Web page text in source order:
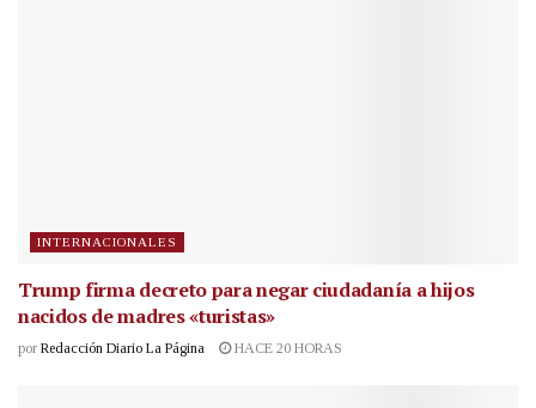
INTERNACIONALES
Trump firma decreto para negar ciudadanía a hijos
nacidos de madres «turistas»
por Redacción Diario La Página HACE 20 HORAS